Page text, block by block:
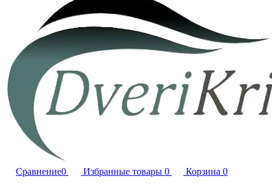
Сравнение0 Избранные товары 0 Корзина 0